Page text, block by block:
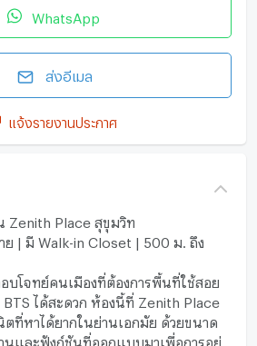
WhatsApp
ส่งอีเมล
แจ้งรายงานประกาศ
Zenith Place สุขุมวิท
ย | มี Walk-in Closet | 500 ม. ถึง
บโจทย์คนเมืองที่ต้องการพื้นที่ใช้สอย
BTS ได้สะดวก ห้องนี้ที่ Zenith Place
ที่หาได้ยากในย่านเอกมัย ด้วยขนาด
นและฟังก์ชันที่ออกแบบมาเพื่อการอยู่